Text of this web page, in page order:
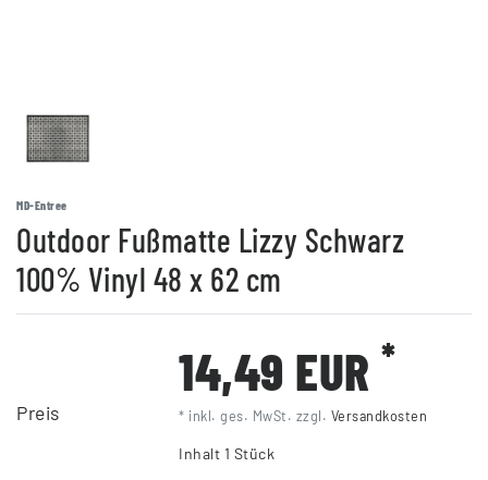
MD-Entree
Outdoor Fußmatte Lizzy Schwarz
100% Vinyl 48 x 62 cm
Preis
14,49 EUR*
* inkl. ges. MwSt. zzgl. Versandkosten
Inhalt 1 Stück